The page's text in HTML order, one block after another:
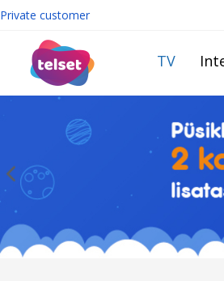
Private customer
TV